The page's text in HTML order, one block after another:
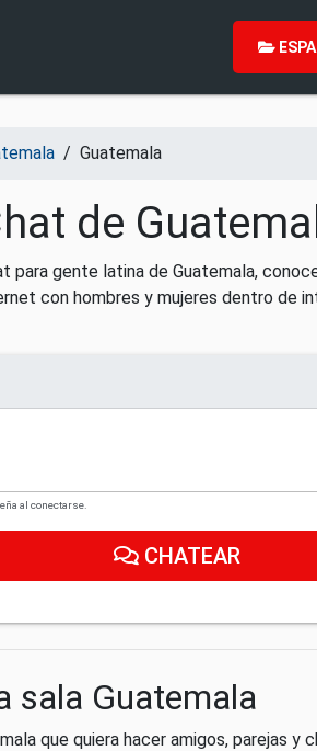
/ Guatemala
de
para gente latina de Guatemala,
con hombres y mujeres dentro de
al conectarse.
CHATEAR
sala Guatemala
que quiera hacer amigos, parejas